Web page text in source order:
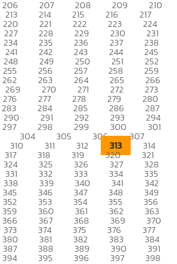
206 207 208 209 210
213 214 215 216 217
220 221 222 223 224
227 228 229 230 231
234 235 236 237 238
241 242 243 244 245
248 249 250 251 252
255 256 257 258 259
262 263 264 265 266
269 270 271 272 273
276 277 278 279 280
283 284 285 286 287
290 291 292 293 294
297 298 299 300 301
304 305 306 307
310 311 312 313 314
317 318 319 320 321
324 325 326 327 328
331 332 333 334 335
338 339 340 341 342
345 346 347 348 349
352 353 354 355 356
359 360 361 362 363
366 367 368 369 370
373 374 375 376 377
380 381 382 383 384
387 388 389 390 391
394 395 396 397 398